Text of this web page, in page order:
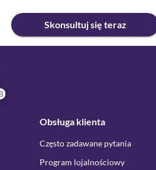
Skonsultuj się teraz
Obsługa klienta
Często zadawane pytania
Program lojalnościowy